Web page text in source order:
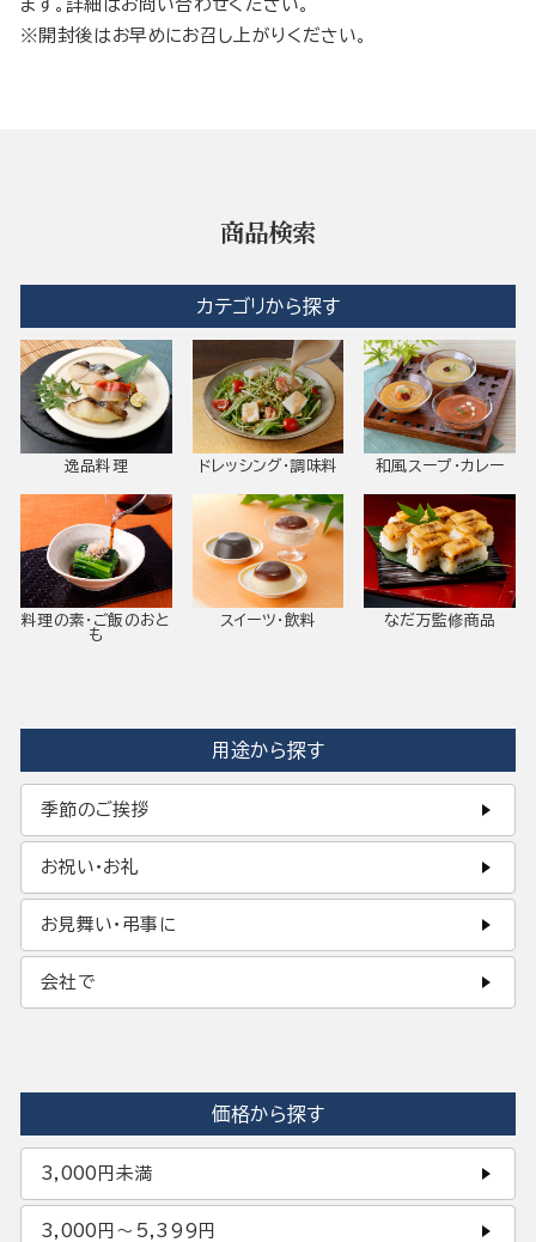
ます。詳細はお問い合わせください。
※開封後はお早めにお召し上がりください。
商品検索
カテゴリから探す
逸品料理 ドレッシング・調味料 和風スープ・カレー
料理の素・ご飯のおと
も
スイーツ・飲料 なだ万監修商品
用途から探す
季節のご挨拶
お祝い・お礼
お見舞い・弔事に
会社で
価格から探す
3,000円未満
3,000円〜5,399円